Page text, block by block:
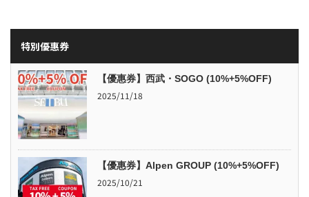
特別優惠券
【優惠券】西武・SOGO (10%+5%OFF)
2025/11/18
【優惠券】Alpen GROUP (10%+5%OFF)
2025/10/21